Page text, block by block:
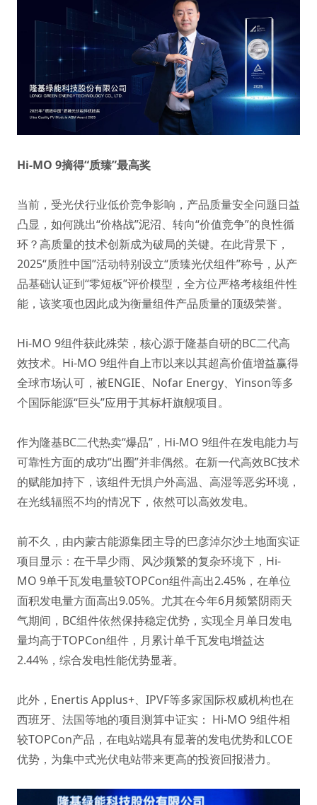
Hi-MO 9摘得“质臻”最高奖
当前，受光伏行业低价竞争影响，产品质量安全问题日益
凸显，如何跳出“价格战”泥沼、转向“价值竞争”的良性循
环？高质量的技术创新成为破局的关键。在此背景下，
2025“质胜中国”活动特别设立“质臻光伏组件”称号，从产
品基础认证到“零短板”评价模型，全方位严格考核组件性
能，该奖项也因此成为衡量组件产品质量的顶级荣誉。
Hi-MO 9组件获此殊荣，核心源于隆基自研的BC二代高
效技术。Hi-MO 9组件自上市以来以其超高价值增益赢得
全球市场认可，被ENGIE、Nofar Energy、Yinson等多
个国际能源“巨头”应用于其标杆旗舰项目。
作为隆基BC二代热卖“爆品”，Hi-MO 9组件在发电能力与
可靠性方面的成功“出圈”并非偶然。在新一代高效BC技术
的赋能加持下，该组件无惧户外高温、高湿等恶劣环境，
在光线辐照不均的情况下，依然可以高效发电。
前不久，由内蒙古能源集团主导的巴彦淖尔沙土地面实证
项目显示：在干旱少雨、风沙频繁的复杂环境下，Hi-
MO 9单千瓦发电量较TOPCon组件高出2.45%，在单位
面积发电量方面高出9.05%。尤其在今年6月频繁阴雨天
气期间，BC组件依然保持稳定优势，实现全月单日发电
量均高于TOPCon组件，月累计单千瓦发电增益达
2.44%，综合发电性能优势显著。
此外，Enertis Applus+、IPVF等多家国际权威机构也在
西班牙、法国等地的项目测算中证实： Hi-MO 9组件相
较TOPCon产品，在电站端具有显著的发电优势和LCOE
优势，为集中式光伏电站带来更高的投资回报潜力。